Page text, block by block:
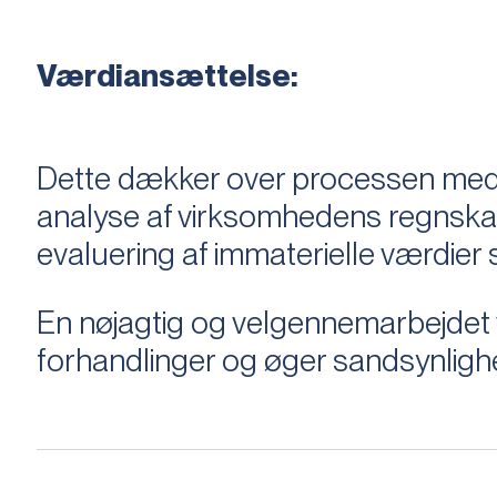
Værdiansættelse:
Dette dækker over processen
analyse af virksomhedens
evaluering af immaterielle
En nøjagtig og
forhandlinger og øger